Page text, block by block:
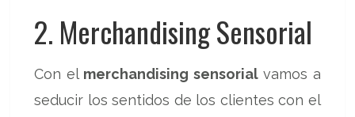
2. Merchandising Sensorial
Con el merchandising sensorialvamos a
seducir los sentidos de los clientes con el